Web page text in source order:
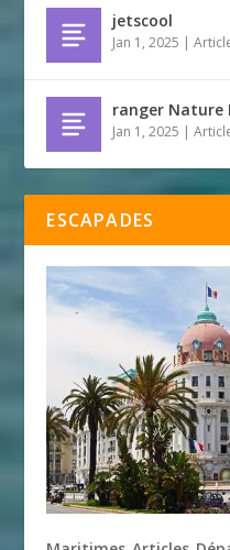
jetscool
Jan 1, 2025 |
ranger Nature
Jan 1, 2025 |
ESCAPADES